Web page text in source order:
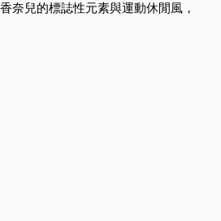
奈兒的標誌性元素與運動休閒風，